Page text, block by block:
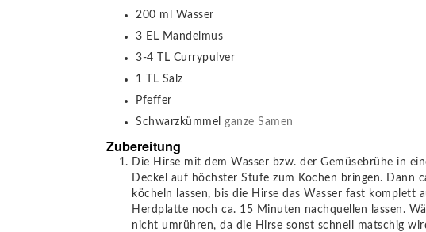
200 ml
Wasser
3 EL Mandelmus
3-4
TL Currypulver
1
TL Salz
Pfeffer
Schwarzkümmel ganze Samen
Zubereitung
Die Hirse mit dem Wasser bzw. der Gemüsebrühe in
Deckel auf höchster Stufe zum Kochen bringen. Dann
köcheln lassen, bis die Hirse das Wasser fast komplett
Herdplatte noch ca. 15 Minuten nachquellen lassen.
nicht umrühren, da die Hirse sonst schnell matschig